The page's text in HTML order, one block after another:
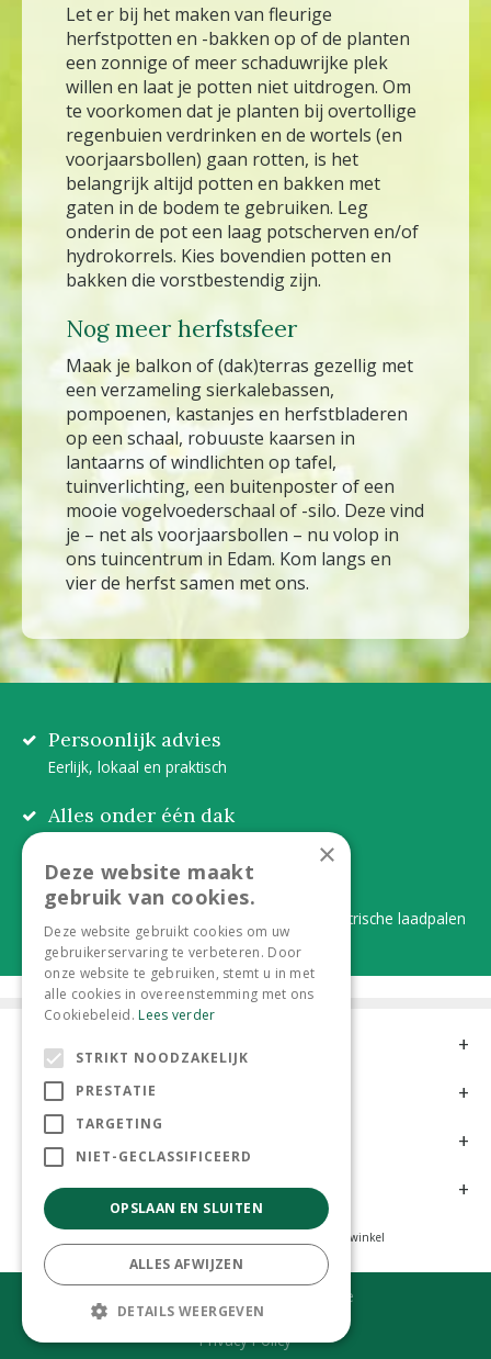
Let er bij het maken van fleurige
herfstpotten en -bakken op of de planten
een zonnige of meer schaduwrijke plek
willen en laat je potten niet uitdrogen. Om
te voorkomen dat je planten bij overtollige
regenbuien verdrinken en de wortels (en
voorjaarsbollen) gaan rotten, is het
belangrijk altijd potten en bakken met
gaten in de bodem te gebruiken. Leg
onderin de pot een laag potscherven en/of
hydrokorrels. Kies bovendien potten en
bakken die vorstbestendig zijn.
Nog meer herfstsfeer
Maak je balkon of (dak)terras gezellig met
een verzameling sierkalebassen,
pompoenen, kastanjes en herfstbladeren
op een schaal, robuuste kaarsen in
lantaarns of windlichten op tafel,
tuinverlichting, een buitenposter of een
mooie vogelvoederschaal of -silo. Deze vind
je – net als voorjaarsbollen – nu volop in
ons tuincentrum in Edam. Kom langs en
vier de herfst samen met ons.
Persoonlijk advies
Eerlijk, lokaal en praktisch
Alles onder één dak
Duurzaam en dorpsgemak
Lever je statiegeldflessen bij ons in én elektrische laadpalen
Contact
Openingstijden
Meer informatie
Klantervaringen
Dierenwinkel
© Tuincentrum 't Lokkemientje
Green Solutions
Privacy Policy
×
Deze website maakt
gebruik van cookies.
Deze website gebruikt cookies om uw
gebruikerservaring te verbeteren. Door
onze website te gebruiken, stemt u in met
alle cookies in overeenstemming met ons
Cookiebeleid. Lees verder
STRIKT NOODZAKELIJK
PRESTATIE
TARGETING
NIET-GECLASSIFICEERD
OPSLAAN EN SLUITEN
ALLES AFWIJZEN
DETAILS WEERGEVEN